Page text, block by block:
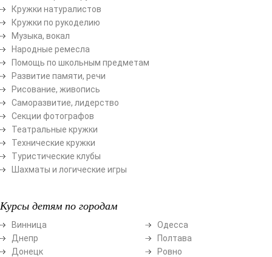
Кружки натуралистов
Кружки по рукоделию
Музыка, вокал
Народные ремесла
Помощь по школьным предметам
Развитие памяти, речи
Рисование, живопись
Саморазвитие, лидерство
Секции фотографов
Театральные кружки
Технические кружки
Туристические клубы
Шахматы и логические игры
Курсы детям по городам
Винница
Днепр
Донецк
Одесса
Полтава
Ровно